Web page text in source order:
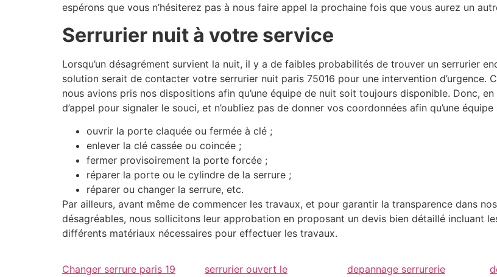
espérons que vous n’hésiterez pas à nous faire appel la prochaine fois que vous aurez un
Serrurier nuit à votre service
Lorsqu’un désagrément survient la nuit, il y a de faibles probabilités de trouver un serrurier
solution serait de contacter votre serrurier nuit paris 75016 pour une intervention d’urgence.
nous avions pris nos dispositions afin qu’une équipe de nuit soit toujours disponible. Donc,
d’appel pour signaler le souci, et n’oubliez pas de donner vos coordonnées afin qu’une
ouvrir la porte claquée ou fermée à clé ;
enlever la clé cassée ou coincée ;
fermer provisoirement la porte forcée ;
réparer la porte ou le cylindre de la serrure ;
réparer ou changer la serrure, etc.
Par ailleurs, avant même de commencer les travaux, et pour garantir la transparence dans
désagréables, nous sollicitons leur approbation en proposant un devis bien détaillé incluant
différents matériaux nécessaires pour effectuer les travaux.
Changer serrure paris 19
serrurier ouvert le
depannage serrurerie